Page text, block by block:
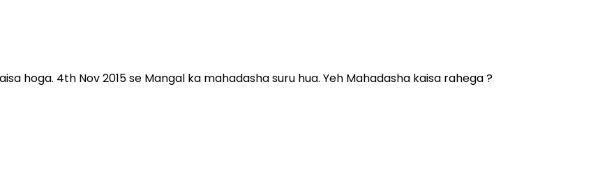
hoga. 4th Nov 2015 se Mangal ka mahadasha suru hua. Yeh Mahadasha kaisa rahega ?